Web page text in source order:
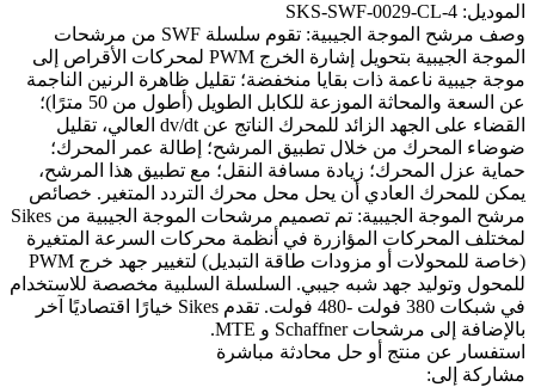
الموديل: SKS-SWF-0029-CL-4
وصف مرشح الموجة الجيبية: تقوم سلسلة SWF من مرشحات
الموجة الجيبية بتحويل إشارة الخرج PWM لمحركات الأقراص إلى
موجة جيبية ناعمة ذات بقايا منخفضة؛ تقليل ظاهرة الرنين الناجمة
عن السعة والمحاثة الموزعة للكابل الطويل (أطول من 50 مترًا)؛
القضاء على الجهد الزائد للمحرك الناتج عن dv/dt العالي، تقليل
ضوضاء المحرك من خلال تطبيق المرشح؛ إطالة عمر المحرك؛
حماية عزل المحرك؛ زيادة مسافة النقل؛ مع تطبيق هذا المرشح،
يمكن للمحرك العادي أن يحل محل محرك التردد المتغير. خصائص
مرشح الموجة الجيبية: تم تصميم مرشحات الموجة الجيبية من Sikes
لمختلف المحركات المؤازرة في أنظمة محركات السرعة المتغيرة
(خاصة للمحولات أو مزودات طاقة التبديل) لتغيير جهد خرج PWM
للمحول وتوليد جهد شبه جيبي. السلسلة السلبية مخصصة للاستخدام
في شبكات 380 فولت -480 فولت. تقدم Sikes خيارًا اقتصاديًا آخر
بالإضافة إلى مرشحات Schaffner و MTE.
استفسار عن منتج أو حل محادثة مباشرة
مشاركة إلى: